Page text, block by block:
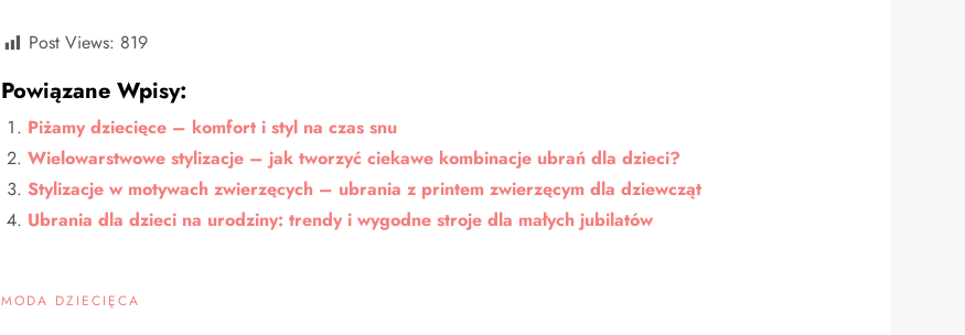
Post Views: 819
Powiązane Wpisy:
Piżamy dziecięce – komfort i styl na czas snu
Wielowarstwowe stylizacje – jak tworzyć ciekawe kombinacje ubrań dla dzieci?
Stylizacje w motywach zwierzęcych – ubrania z printem zwierzęcym dla dziewcząt
Ubrania dla dzieci na urodziny: trendy i wygodne stroje dla małych jubilatów
MODA DZIECIĘCA